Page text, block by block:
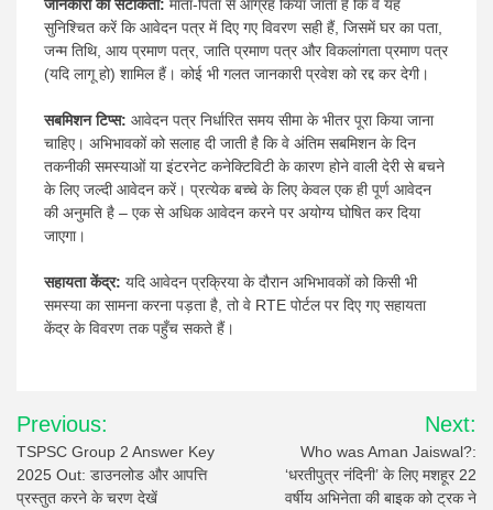
जानकारी की सटीकता: माता-पिता से आग्रह किया जाता है कि वे यह
सुनिश्चित करें कि आवेदन पत्र में दिए गए विवरण सही हैं, जिसमें घर का पता,
जन्म तिथि, आय प्रमाण पत्र, जाति प्रमाण पत्र और विकलांगता प्रमाण पत्र
(यदि लागू हो) शामिल हैं। कोई भी गलत जानकारी प्रवेश को रद्द कर देगी।
सबमिशन टिप्स: आवेदन पत्र निर्धारित समय सीमा के भीतर पूरा किया जाना
चाहिए। अभिभावकों को सलाह दी जाती है कि वे अंतिम सबमिशन के दिन
तकनीकी समस्याओं या इंटरनेट कनेक्टिविटी के कारण होने वाली देरी से बचने
के लिए जल्दी आवेदन करें। प्रत्येक बच्चे के लिए केवल एक ही पूर्ण आवेदन
की अनुमति है – एक से अधिक आवेदन करने पर अयोग्य घोषित कर दिया
जाएगा।
सहायता केंद्र: यदि आवेदन प्रक्रिया के दौरान अभिभावकों को किसी भी
समस्या का सामना करना पड़ता है, तो वे RTE पोर्टल पर दिए गए सहायता
केंद्र के विवरण तक पहुँच सकते हैं।
Post
navigation
Previous:
TSPSC Group 2 Answer Key
2025 Out: डाउनलोड और आपत्ति
प्रस्तुत करने के चरण देखें
Next:
Who was Aman Jaiswal?:
‘धरतीपुत्र नंदिनी’ के लिए मशहूर 22
वर्षीय अभिनेता की बाइक को ट्रक ने